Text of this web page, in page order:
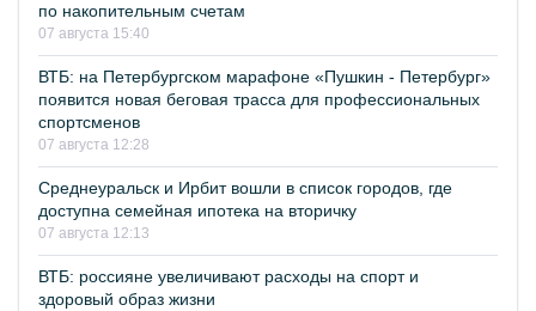
по накопительным счетам
07 августа 15:40
ВТБ: на Петербургском марафоне «Пушкин - Петербург»
появится новая беговая трасса для профессиональных
спортсменов
07 августа 12:28
Среднеуральск и Ирбит вошли в список городов, где
доступна семейная ипотека на вторичку
07 августа 12:13
ВТБ: россияне увеличивают расходы на спорт и
здоровый образ жизни